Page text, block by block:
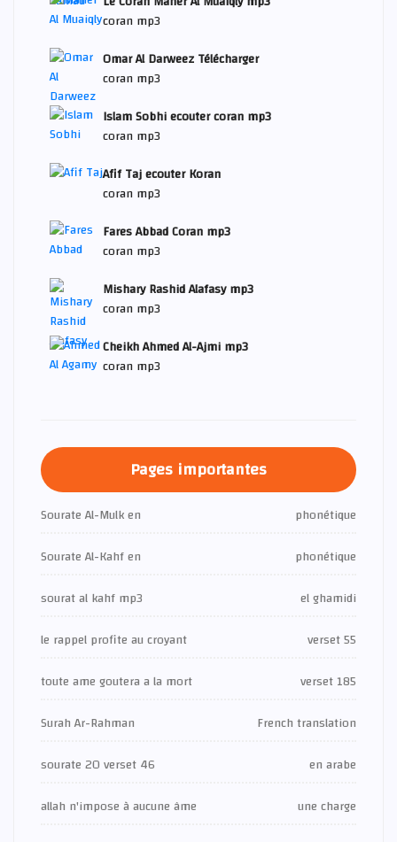
coran mp3
Omar Al Darweez Télécharger
coran mp3
Islam Sobhi ecouter coran mp3
coran mp3
Afif Taj ecouter Koran
coran mp3
Fares Abbad Coran mp3
coran mp3
Mishary Rashid Alafasy mp3
coran mp3
Cheikh Ahmed Al-Ajmi mp3
coran mp3
Pages importantes
Sourate Al-Mulk en
phonétique
Sourate Al-Kahf en
phonétique
sourat al kahf mp3
el ghamidi
le rappel profite au croyant
verset 55
toute ame goutera a la mort
verset 185
Surah Ar-Rahman
French translation
sourate 20 verset 46
en arabe
allah n'impose à aucune âme
une charge